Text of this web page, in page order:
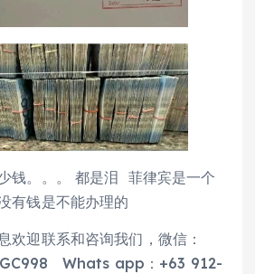
钱。。。 都是泪 菲律宾是一个
有钱是不能办理的
欢迎联系和咨询我们，微信：
Whats app：+63 912-